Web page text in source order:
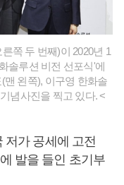
쪽 두 번째)이 2020년 1
솔루션 비전 선포식'에
맨 왼쪽), 이구영 한화솔
념사진을 찍고 있다. <
가 공세에 고전
발을 들인 초기부